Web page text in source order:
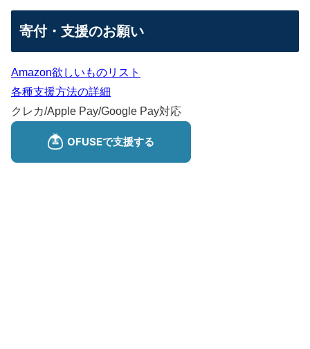
寄付・支援のお願い
Amazon欲しいものリスト
各種支援方法の詳細
クレカ/Apple Pay/Google Pay対応